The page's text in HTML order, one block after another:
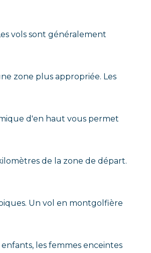
vols sont généralement
zone plus appropriée. Les
d'en haut vous permet
de la zone de départ.
Un vol en montgolfière
les femmes enceintes